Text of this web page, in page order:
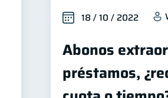
18 / 10 / 2022
Abonos
préstamos,